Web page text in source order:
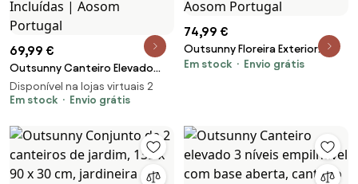
69,99 €
Outsunny Canteiro Elevado
Modular 174x90x30 cm Aço
Galvanizado Verde Montagem
Incluídas | Aosom Portugal
Disponível na lojas virtuais 2
Em stock
Envio grátis
74,99 €
Outsunny Floreira Exterior
Grande Retangular de Aço
Em stock Envio grátis